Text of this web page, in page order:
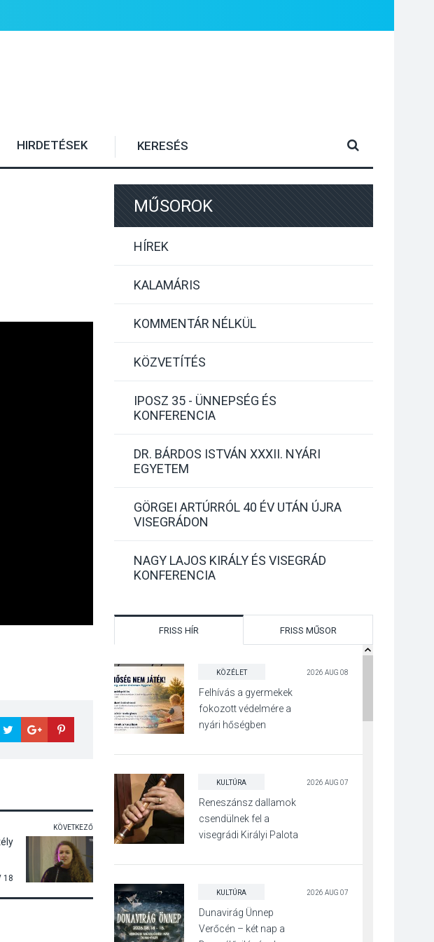
HIRDETÉSEK
KÖVETKEZŐ
18
MŰSOROK
HÍREK
KALAMÁRIS
KOMMENTÁR NÉLKÜL
KÖZVETÍTÉS
IPOSZ 35 - ÜNNEPSÉG ÉS
KONFERENCIA
DR. BÁRDOS ISTVÁN XXXII. NYÁRI
EGYETEM
GÖRGEI ARTÚRRÓL 40 ÉV UTÁN ÚJRA
VISEGRÁDON
NAGY LAJOS KIRÁLY ÉS VISEGRÁD
KONFERENCIA
FRISS HÍR FRISS MŰSOR
KÖZÉLET 2026 AUG 08
Felhívás a gyermekek
fokozott védelmére a
nyári hőségben
KULTÚRA 2026 AUG 07
Reneszánsz dallamok
csendülnek fel a
visegrádi Királyi Palota
KULTÚRA 2026 AUG 07
Dunavirág Ünnep
Verőcén – két nap a